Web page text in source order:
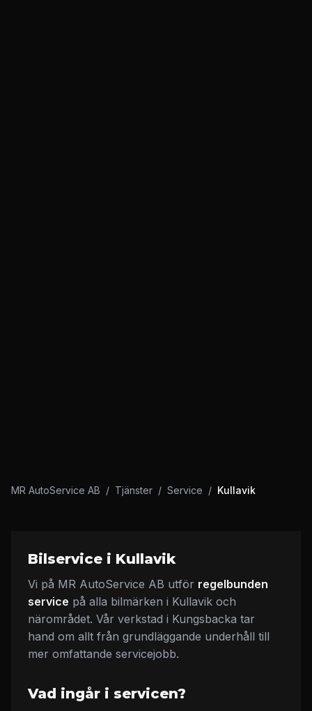
MR AutoService AB / Tjänster / Service / Kullavik
Bilservice i Kullavik
Vi på MR AutoService AB utför regelbunden
service på alla bilmärken i Kullavik och
närområdet. Vår verkstad i Kungsbacka tar
hand om allt från grundläggande underhåll till
mer omfattande servicejobb.
Vad ingår i servicen?